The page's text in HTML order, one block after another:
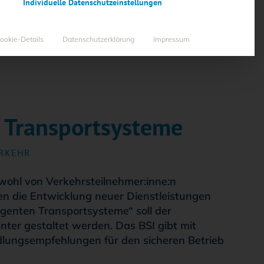
von Verkehrsteilnehmer:inne:n
die Entwicklung neuer Dienstleistungen
Transportsysteme“ soll der
gestaltet werden. Das BSI gibt mit
für den sicheren Betrieb
Details Datenschutzerklärung Impressum